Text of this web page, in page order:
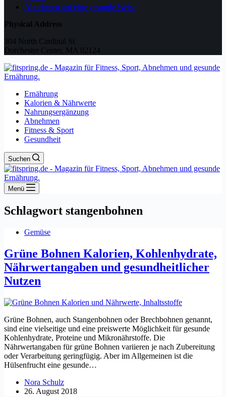
Abnehmen auf eine gesunde Weise
Physical Address
304 North Cardinal St.
Dorchester Center, MA 02124
Ernährung
Kalorien & Nährwerte
Nahrungsergänzung
Abnehmen
Fitness & Sport
Gesundheit
Suchen
Menü
Schlagwort stangenbohnen
Gemüse
Grüne Bohnen Kalorien, Kohlenhydrate,
Nährwertangaben und gesundheitlicher
Nutzen
Grüne Bohnen, auch Stangenbohnen oder Brechbohnen genannt,
sind eine vielseitige und eine preiswerte Möglichkeit für gesunde
Kohlenhydrate, Proteine und Mikronährstoffe. Die
Nährwertangaben für grüne Bohnen variieren je nach Zubereitung
oder Verarbeitung geringfügig. Aber im Allgemeinen ist die
Hülsenfrucht eine gesunde…
Nora Schulz
26. August 2018